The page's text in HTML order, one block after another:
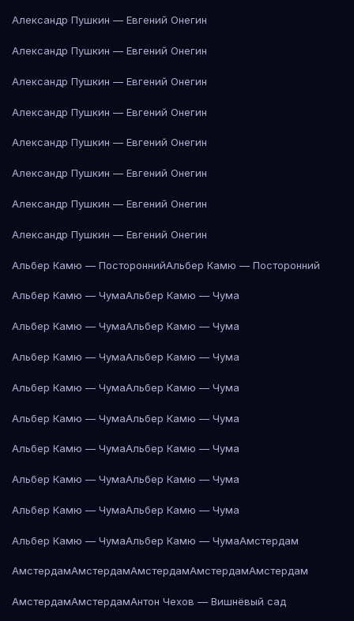
Александр Пушкин — Евгений Онегин
Александр Пушкин — Евгений Онегин
Александр Пушкин — Евгений Онегин
Александр Пушкин — Евгений Онегин
Александр Пушкин — Евгений Онегин
Александр Пушкин — Евгений Онегин
Александр Пушкин — Евгений Онегин
Александр Пушкин — Евгений Онегин
Альбер Камю — ПостороннийАльбер Камю — Посторонний
Альбер Камю — ЧумаАльбер Камю — Чума
Альбер Камю — ЧумаАльбер Камю — Чума
Альбер Камю — ЧумаАльбер Камю — Чума
Альбер Камю — ЧумаАльбер Камю — Чума
Альбер Камю — ЧумаАльбер Камю — Чума
Альбер Камю — ЧумаАльбер Камю — Чума
Альбер Камю — ЧумаАльбер Камю — Чума
Альбер Камю — ЧумаАльбер Камю — Чума
Альбер Камю — ЧумаАльбер Камю — ЧумаАмстердам
АмстердамАмстердамАмстердамАмстердамАмстердам
АмстердамАмстердамАнтон Чехов — Вишнёвый сад